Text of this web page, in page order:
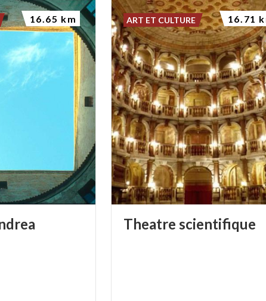
16.65 km
Theatre scientifique
ART ET CULTURE 16.71